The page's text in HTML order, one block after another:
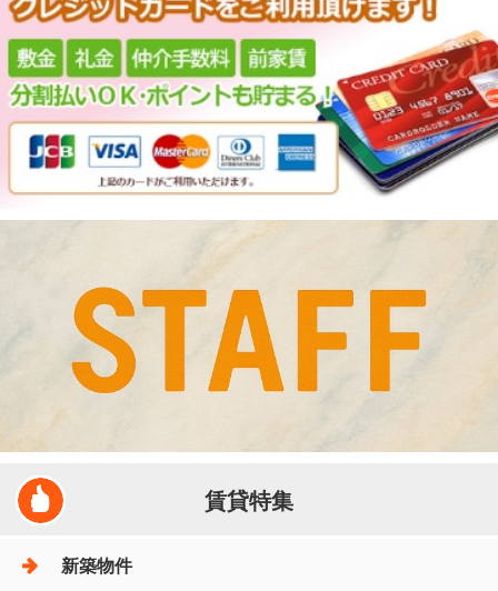
賃貸特集
新築物件